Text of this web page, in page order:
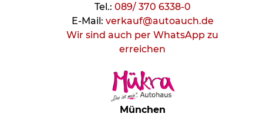
Tel.: 089/ 370 6338-0
E-Mail: verkauf@autoauch.de
Wir sind auch per WhatsApp zu
erreichen
München